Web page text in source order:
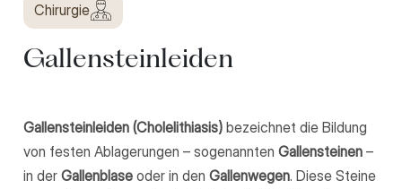
Chirurgie
Gallensteinleiden
Gallensteinleiden (Cholelithiasis) bezeichnet die Bildung
von festen Ablagerungen – sogenanntenGallensteinen –
in derGallenblase oder in denGallenwegen. Diese Steine